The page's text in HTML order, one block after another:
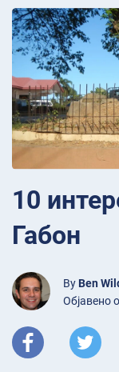
10
Габон
By Ben
Објавено